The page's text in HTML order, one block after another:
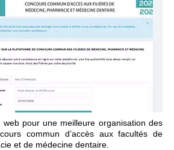
pour une meilleure organisation des
commun d’accès aux facultés de
et de médecine dentaire.